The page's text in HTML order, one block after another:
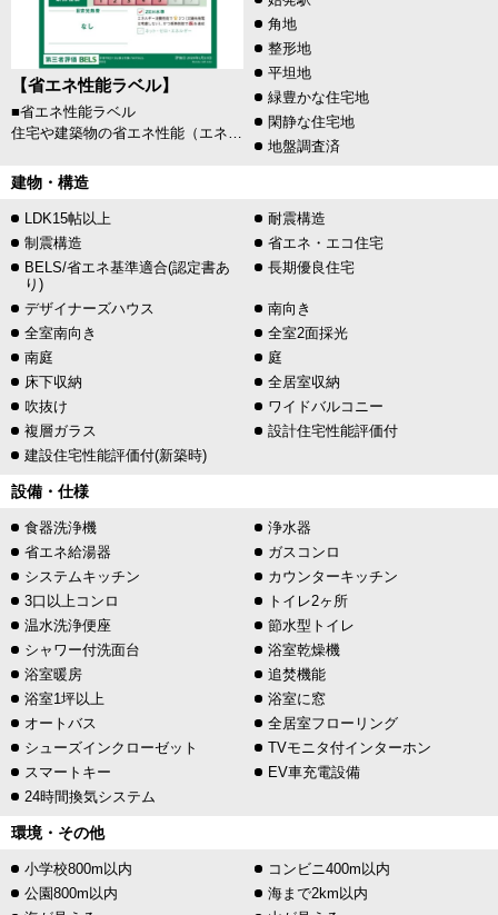
【省エネ性能ラベル】
■省エネ性能ラベル
住宅や建築物の省エネ性能（エネルギー消費性能・断熱性能）や目安光熱費などを、星の数やマークで分かりやすく表示し、消費者が性能を比較検討しやすくするためのラベルです。
角地
整形地
平坦地
緑豊かな住宅地
閑静な住宅地
地盤調査済
建物・構造
LDK15帖以上
耐震構造
制震構造
省エネ・エコ住宅
BELS/省エネ基準適合(認定書あ
り)
長期優良住宅
デザイナーズハウス
南向き
全室南向き
全室2面採光
南庭
庭
床下収納
全居室収納
吹抜け
ワイドバルコニー
複層ガラス
設計住宅性能評価付
建設住宅性能評価付(新築時)
設備・仕様
食器洗浄機
浄水器
省エネ給湯器
ガスコンロ
システムキッチン
カウンターキッチン
3口以上コンロ
トイレ2ヶ所
温水洗浄便座
節水型トイレ
シャワー付洗面台
浴室乾燥機
浴室暖房
追焚機能
浴室1坪以上
浴室に窓
オートバス
全居室フローリング
シューズインクローゼット
TVモニタ付インターホン
スマートキー
EV車充電設備
24時間換気システム
環境・その他
小学校800m以内
コンビニ400m以内
公園800m以内
海まで2km以内